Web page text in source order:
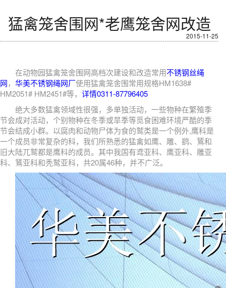
猛禽笼舍围网*老鹰笼舍网改造
2015-11-25
在动物园猛禽笼舍围网高档次建设和改造常用不锈钢丝绳
网， 华美不锈钢绳网厂使用猛禽笼舍围常用规格HM1638#
HM2051# HM2451#等， 详情0311-87796405
绝大多数猛禽领域性很强，多单独活动，一些物种在繁殖季
节会成对活动，个别物种在冬季或旱季等觅食困难环境严酷的季
节会结成小群。以腐肉和动物尸体为食的鹫类是一个例外,鹰科是
一个成员非常复杂的科，我们所熟悉的猛禽如鹰、雕、鹞、鵟和
旧大陆兀鹫都是鹰科的成员。其中我国有鸢亚科、鹰亚科、雕亚
科、鵟亚科和秃鹫亚科，共20属46种，并不广泛。